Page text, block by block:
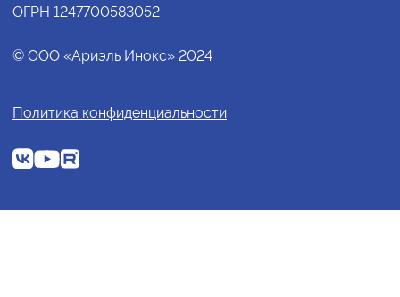
ОГРН 1247700583052
© ООО «Ариэль Инокс» 2024
Политика конфиденциальности